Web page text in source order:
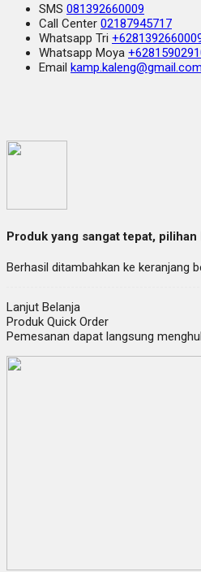
SMS 081392660009
Call Center 02187945717
Whatsapp Tri
Whatsapp Moya
Email kamp.kaleng@gmail.com
Produk yang sangat tepat, pilihan
Berhasil ditambahkan ke keranjang
Lanjut Belanja
Produk Quick Order
Pemesanan dapat langsung